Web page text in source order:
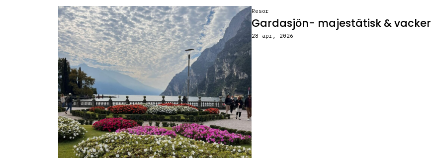
Resor
Gardasjön- majestätisk & vacker
28 apr, 2026